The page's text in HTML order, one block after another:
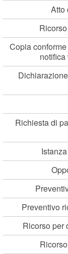
Atto
Copia
Richiesta di
Preventivo
Ricorso per